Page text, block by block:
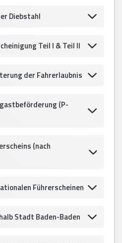
Diebstahl
Teil I & Teil II
der Fahrerlaubnis
(P-
(nach
Führerscheinen
Stadt Baden-Baden